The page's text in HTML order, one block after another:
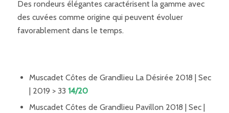
Des rondeurs élégantes caractérisent la gamme avec
des cuvées comme origine qui peuvent évoluer
favorablement dans le temps.
Muscadet Côtes de Grandlieu La Désirée 2018 | Sec
| 2019 > 33 14/20
Muscadet Côtes de Grandlieu Pavillon 2018 | Sec |